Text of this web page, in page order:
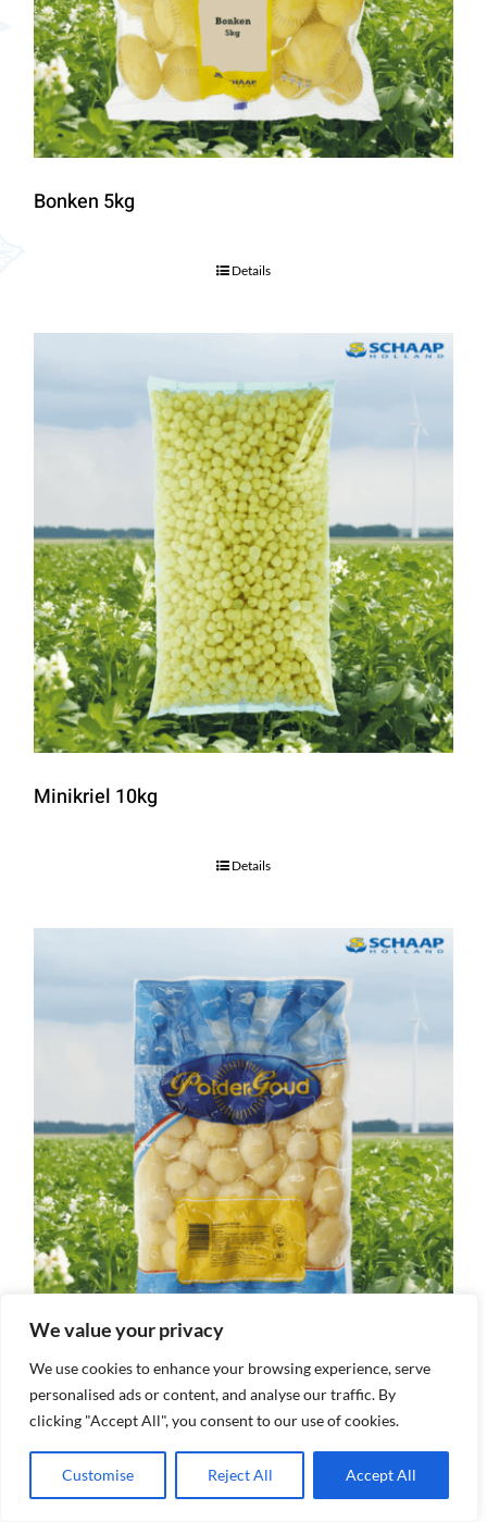
We value your privacy
We use cookies to enhance your browsing experience, serve
personalised ads or content, and analyse our traffic. By
clicking "Accept All", you consent to our use of cookies.
Customise Reject All Accept All
Bonken 5kg
Details
Minikriel 10kg
Details
Krieltjes 2kg